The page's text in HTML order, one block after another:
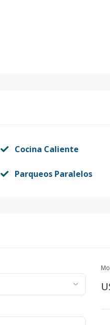
Cocina Caliente
Parqueos Paralelos